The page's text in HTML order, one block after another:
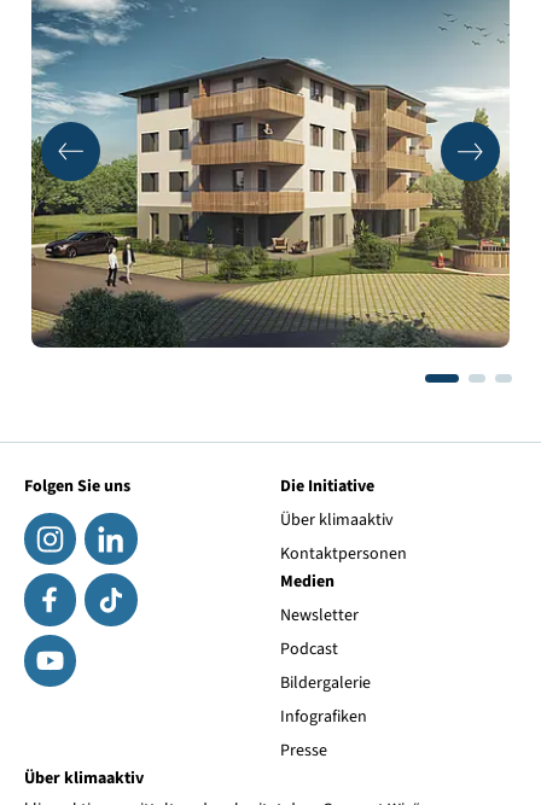
Folgen Sie uns
Die Initiative
Über klimaaktiv
Kontaktpersonen
Medien
Newsletter
Podcast
Bildergalerie
Infografiken
Presse
Über klimaaktiv